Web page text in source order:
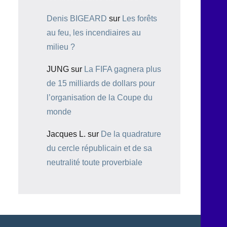
Denis BIGEARD sur Les forêts
au feu, les incendiaires au
milieu ?
JUNG sur La FIFA gagnera plus
de 15 milliards de dollars pour
l’organisation de la Coupe du
monde
Jacques L. sur De la quadrature
du cercle républicain et de sa
neutralité toute proverbiale